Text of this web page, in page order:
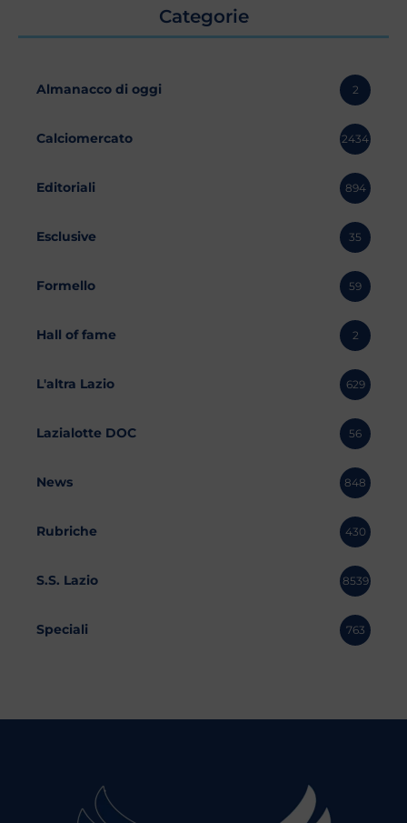
Categorie
Almanacco di oggi 2
Calciomercato 2434
Editoriali 894
Esclusive 35
Formello 59
Hall of fame 2
L'altra Lazio 629
Lazialotte DOC 56
News 848
Rubriche 430
S.S. Lazio 8539
Speciali 763